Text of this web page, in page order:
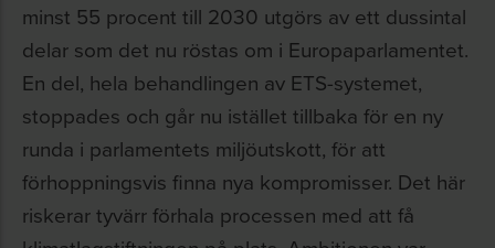
minst 55 procent till 2030 utgörs av ett dussintal
delar som det nu röstas om i Europaparlamentet.
En del, hela behandlingen av ETS-systemet,
stoppades och går nu istället tillbaka för en ny
runda i parlamentets miljöutskott, för att
förhoppningsvis finna nya kompromisser. Det här
riskerar tyvärr förhala processen med att få